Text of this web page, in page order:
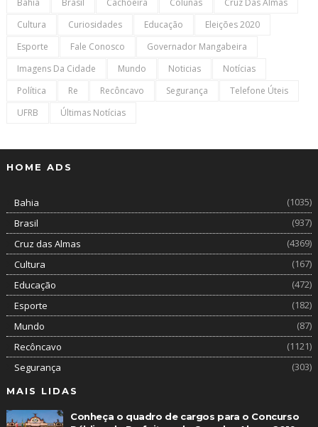
Cultura
Curiosidades Educação
Eleições 2020
Esporte
Fale Conosco
Governador Mangabeira
Imagens Da Cidade
Mundo Noticias
Notícias
Política
Re Recôncavo Segurança
Telefone Úteis
UFRB
Últimas Notícias
HOME ADS
Bahia
(1035)
Brasil
(937)
Cruz das Almas
(4369)
Cultura
(167)
Educação
(472)
Esporte
(182)
Mundo
(87)
Recôncavo
(1121)
Segurança
(303)
MAIS LIDAS
Conheça o quadro de cargos para o Concurso